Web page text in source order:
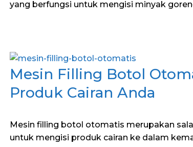
yang berfungsi untuk mengisi minyak
Mesin Filling Botol
Produk Cairan Anda
Mesin filling botol otomatis merupakan
untuk mengisi produk cairan ke dalam